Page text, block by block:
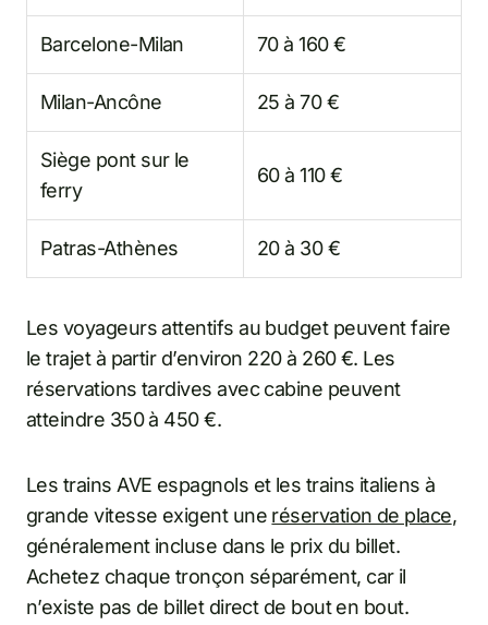
Barcelone-Milan 70 à 160 €
Milan-Ancône 25 à 70 €
Siège pont sur le
ferry
60 à 110 €
Patras-Athènes 20 à 30 €
Les voyageurs attentifs au budget peuvent faire
le trajet à partir d’environ 220 à 260 €. Les
réservations tardives avec cabine peuvent
atteindre 350 à 450 €.
Les trains AVE espagnols et les trains italiens à
grande vitesse exigent une réservation de place,
généralement incluse dans le prix du billet.
Achetez chaque tronçon séparément, car il
n’existe pas de billet direct de bout en bout.